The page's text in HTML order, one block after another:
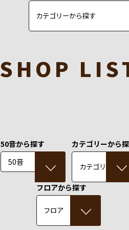
SHOP
50音から探す
50音
カテゴリーから
フロアから探す